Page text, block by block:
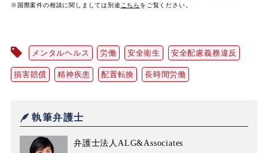
※国際案件の相談に関しましては 別途 こちら をご覧ください。
メンタルヘルス 労働 安全衛生 安全配慮義務違反
損害賠償 精神疾患 配置転換 長時間労働
執筆弁護士
弁護士法人ALG&Associates